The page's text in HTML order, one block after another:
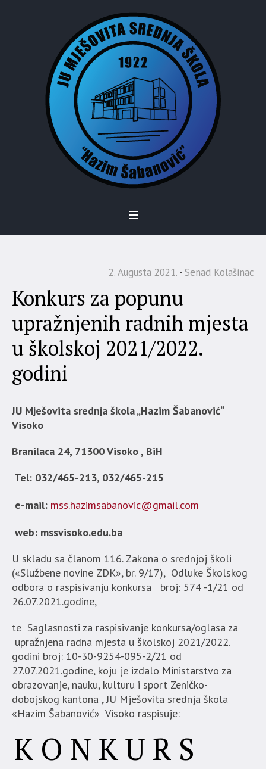
2. Augusta 2021. Senad Kolašinac
Konkurs za popunu
upražnjenih radnih mjesta
u školskoj 2021/2022.
godini
JU Mješovita srednja škola „Hazim Šabanović“
Visoko
Branilaca 24, 71300 Visoko , BiH
Tel: 032/465-213, 032/465-215
e-mail: mss.hazimsabanovic@gmail.com
web: mssvisoko.edu.ba
U skladu sa članom 116. Zakona o srednjoj školi
(«Službene novine ZDK», br. 9/17), Odluke Školskog
odbora o raspisivanju konkursa broj: 574 -1/21 od
26.07.2021.godine,
te Saglasnosti za raspisivanje konkursa/oglasa za
upražnjena radna mjesta u školskoj 2021/2022.
godini broj: 10-30-9254-095-2/21 od
27.07.2021.godine, koju je izdalo Ministarstvo za
obrazovanje, nauku, kulturu i sport Zeničko-
dobojskog kantona , JU Mješovita srednja škola
«Hazim Šabanović» Visoko raspisuje:
K O N K U R S